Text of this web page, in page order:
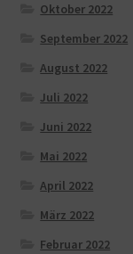
Oktober 2022
September 2022
August 2022
Juli 2022
Juni 2022
Mai 2022
April 2022
März 2022
Februar 2022